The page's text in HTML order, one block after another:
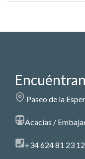
Paseo de la
Acacias /
+34 624 81 23 12